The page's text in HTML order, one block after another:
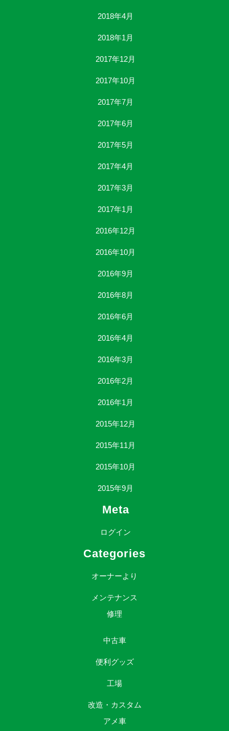
2018年4月
2018年1月
2017年12月
2017年10月
2017年7月
2017年6月
2017年5月
2017年4月
2017年3月
2017年1月
2016年12月
2016年10月
2016年9月
2016年8月
2016年6月
2016年4月
2016年3月
2016年2月
2016年1月
2015年12月
2015年11月
2015年10月
2015年9月
Meta
ログイン
Categories
オーナーより
メンテナンス
修理
中古車
便利グッズ
工場
改造・カスタム
アメ車